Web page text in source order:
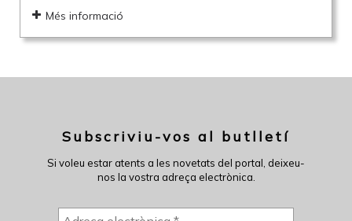
Més informació
Subscriviu-vos al butlletí
Si voleu estar atents a les novetats del portal, deixeu-
nos la vostra adreça electrònica.